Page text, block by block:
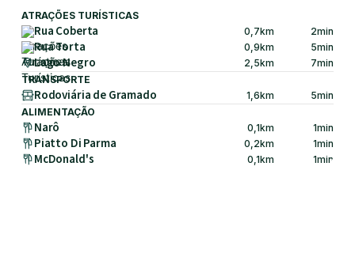
ATRAÇÕES TURÍSTICAS
Rua Coberta 0,7km 2min
Rua Torta 0,9km 5min
Lago Negro 2,5km 7min
TRANSPORTE
Rodoviária de Gramado 1,6km 5min
ALIMENTAÇÃO
Narô 0,1km 1min
Piatto Di Parma 0,2km 1min
McDonald's 0,1km 1min